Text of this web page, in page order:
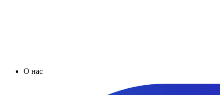
О нас